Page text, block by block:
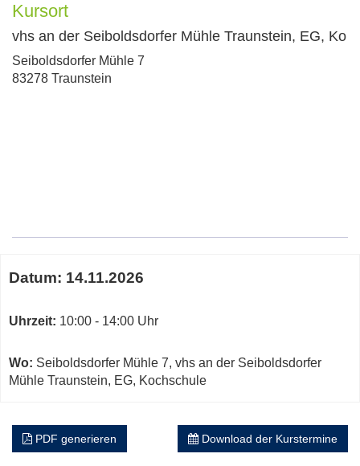
Kursort
vhs an der Seiboldsdorfer Mühle Traunstein, EG, Ko
Adresse:
Seiboldsdorfer Mühle 7
83278 Traunstein
Maps
von
der
Mühle
Traunstein,
neuem
zum
Kurs
Datum: 14.11.2026
Uhrzeit: 10:00 - 14:00 Uhr
Wo: Seiboldsdorfer Mühle 7, vhs an der Seiboldsdorfer
Mühle Traunstein, EG, Kochschule
PDF generieren Download der Kurstermine